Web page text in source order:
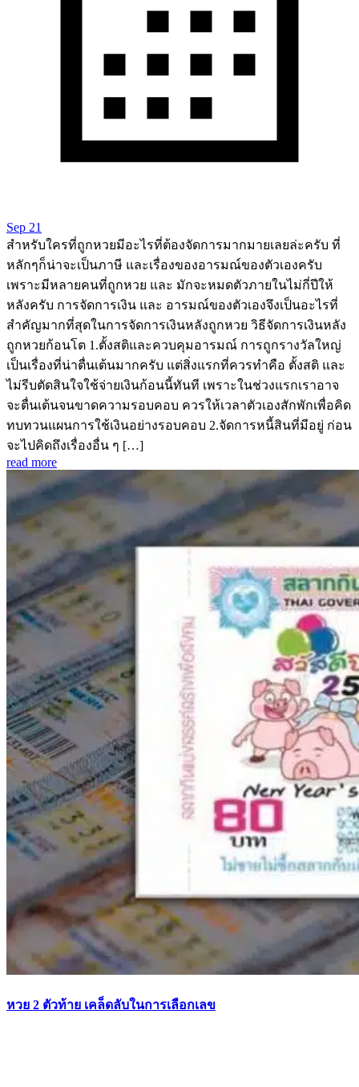
Sep 21
สำหรับใครที่ถูกหวยมีอะไรที่ต้องจัดการมากมายเลยล่ะครับ ที่
หลักๆก็น่าจะเป็นภาษี และเรื่องของอารมณ์ของตัวเองครับ
เพราะมีหลายคนที่ถูกหวย และ มักจะหมดตัวภายในไม่กี่ปีให้
หลังครับ การจัดการเงิน และ อารมณ์ของตัวเองจึงเป็นอะไรที่
สำคัญมากที่สุดในการจัดการเงินหลังถูกหวย วิธีจัดการเงินหลัง
ถูกหวยก้อนโต 1.ตั้งสติและควบคุมอารมณ์ การถูกรางวัลใหญ่
เป็นเรื่องที่น่าตื่นเต้นมากครับ แต่สิ่งแรกที่ควรทำคือ ตั้งสติ และ
ไม่รีบตัดสินใจใช้จ่ายเงินก้อนนี้ทันที เพราะในช่วงแรกเราอาจ
จะตื่นเต้นจนขาดความรอบคอบ ควรให้เวลาตัวเองสักพักเพื่อคิด
ทบทวนแผนการใช้เงินอย่างรอบคอบ 2.จัดการหนี้สินที่มีอยู่ ก่อน
จะไปคิดถึงเรื่องอื่น ๆ […]
read more
หวย 2 ตัวท้าย เคล็ดลับในการเลือกเลข